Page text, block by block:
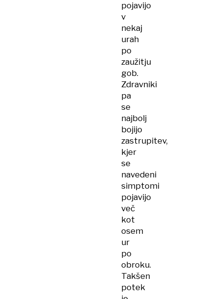
pojavijo
v
nekaj
urah
po
zaužitju
gob.
Zdravniki
pa
se
najbolj
bojijo
zastrupitev,
kjer
se
navedeni
simptomi
pojavijo
več
kot
osem
ur
po
obroku.
Takšen
potek